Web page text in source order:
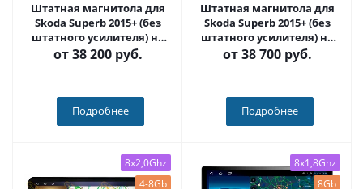
Штатная магнитола для
Skoda Superb 2015+ (без
штатного усилителя) на
Android 10, DSP, HDMI,
Интерьерная подсветка -
от38 200 руб.
Подробнее
Штатная магнитола для
Skoda Superb 2015+ (без
штатного усилителя) на
Android 12, с кнопками
(серые или черные) QLED -
KN(BN)
от38 700 руб.
Подробнее
8x2,0Ghz
4-8Gb
8x1,8Ghz
8Gb